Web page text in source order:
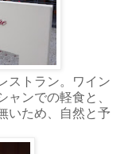
ストラン。ワイン
ャンでの軽食と、
いため、自然と予